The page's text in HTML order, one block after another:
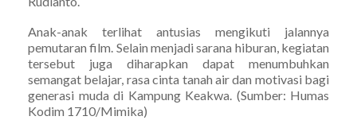
Anak-anak terlihat antusias mengikuti jalannya
pemutaran film. Selain menjadi sarana hiburan, kegiatan
tersebut juga diharapkan dapat menumbuhkan
semangat belajar, rasa cinta tanah air dan motivasi bagi
generasi muda di Kampung Keakwa. (Sumber: Humas
Kodim 1710/Mimika)